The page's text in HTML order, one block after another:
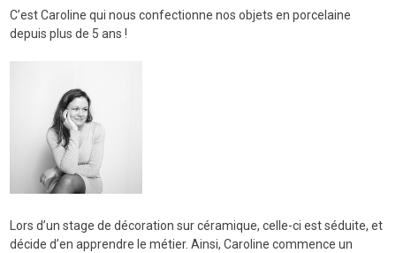
de
Kaolin'e
C’est Caroline qui nous confectionne nos objets en porcelaine
depuis plus de 5 ans !
Lors d’un stage de décoration sur céramique, celle-ci est séduite, et
décide d’en apprendre le métier. Ainsi, Caroline commence un